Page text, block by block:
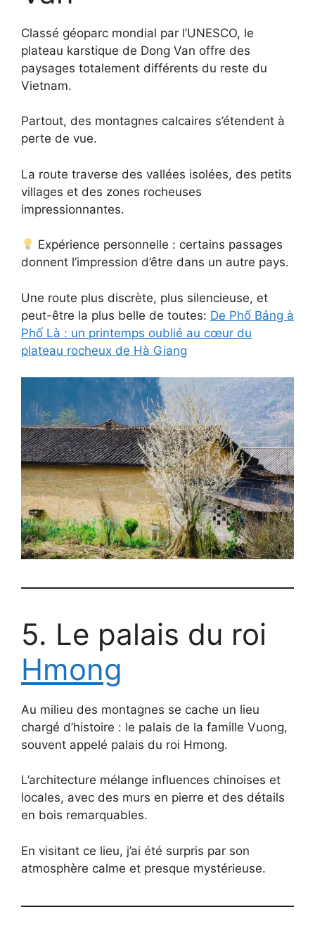
Classé géoparc mondial par l’UNESCO, le
plateau karstique de Dong Van offre des
paysages totalement différents du reste du
Vietnam.
Partout, des montagnes calcaires s’étendent à
perte de vue.
La route traverse des vallées isolées, des petits
villages et des zones rocheuses
impressionnantes.
Expérience personnelle : certains passages
donnent l’impression d’être dans un autre pays.
Une route plus discrète, plus silencieuse, et
peut-être la plus belle de toutes: De Phố Bảng à
Phố Là : un printemps oublié au cœur du
plateau rocheux de Hà Giang
5. Le palais du roi
Hmong
Au milieu des montagnes se cache un lieu
chargé d’histoire : le palais de la famille Vuong,
souvent appelé palais du roi Hmong.
L’architecture mélange influences chinoises et
locales, avec des murs en pierre et des détails
en bois remarquables.
En visitant ce lieu, j’ai été surpris par son
atmosphère calme et presque mystérieuse.